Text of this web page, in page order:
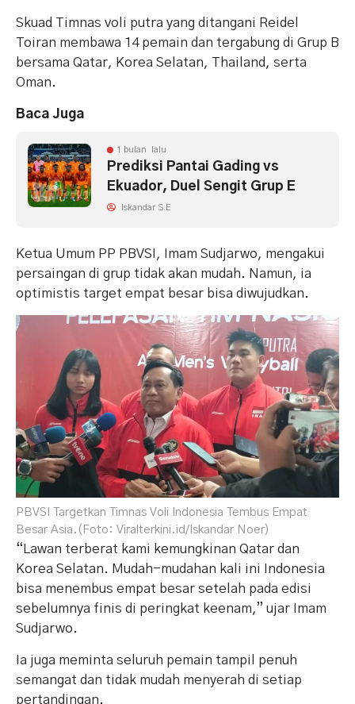
Skuad Timnas voli putra yang ditangani Reidel
Toiran membawa 14 pemain dan tergabung di Grup B
bersama Qatar, Korea Selatan, Thailand, serta
Oman.
Baca Juga
1 bulan lalu
Prediksi Pantai Gading vs
Ekuador, Duel Sengit Grup E
Iskandar S.E
Ketua Umum PP PBVSI, Imam Sudjarwo, mengakui
persaingan di grup tidak akan mudah. Namun, ia
optimistis target empat besar bisa diwujudkan.
PBVSI Targetkan Timnas Voli Indonesia Tembus Empat
Besar Asia.(Foto: Viralterkini.id/Iskandar Noer)
“Lawan terberat kami kemungkinan Qatar dan
Korea Selatan. Mudah-mudahan kali ini Indonesia
bisa menembus empat besar setelah pada edisi
sebelumnya finis di peringkat keenam,” ujar Imam
Sudjarwo.
Ia juga meminta seluruh pemain tampil penuh
semangat dan tidak mudah menyerah di setiap
pertandingan.